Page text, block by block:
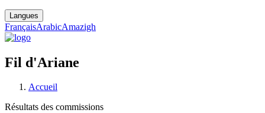
Langues
FrançaisArabicAmazigh
Fil d'Ariane
Accueil
Résultats des commissions